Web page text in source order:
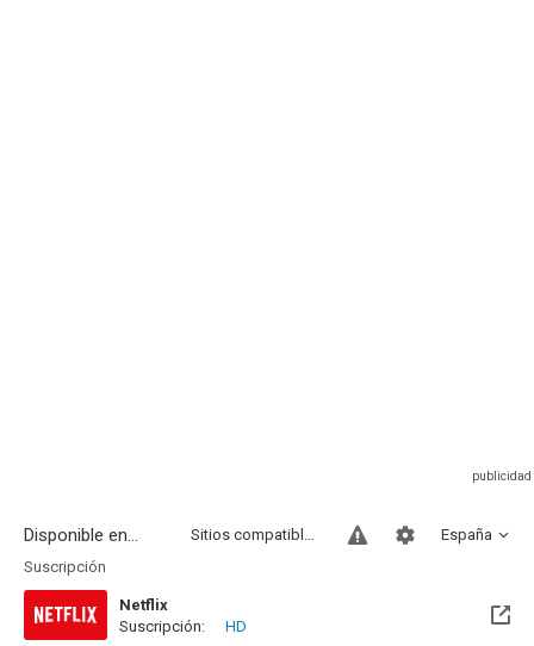
Disponible en... España
Sitios compatibles
Suscripción
Netflix
Suscripción:
HD